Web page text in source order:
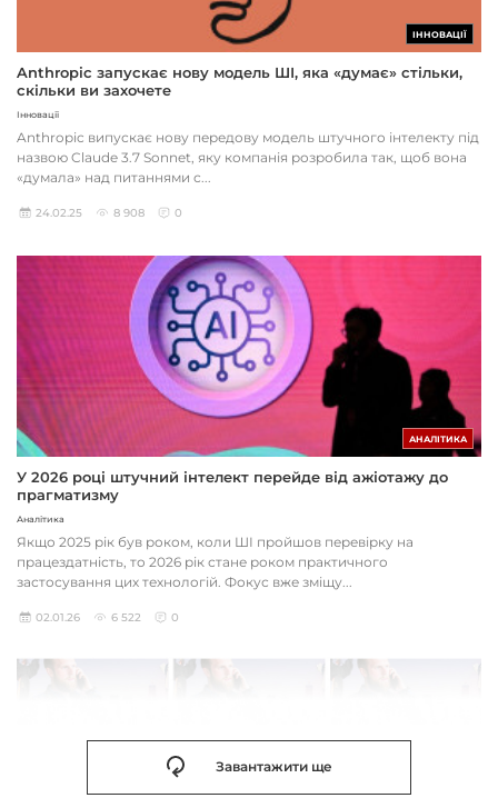
ІННОВАЦІЇ
Anthropic запускає нову модель ШІ, яка «думає» стільки,
скільки ви захочете
Інновації
Anthropic випускає нову передову модель штучного інтелекту під
назвою Claude 3.7 Sonnet, яку компанія розробила так, щоб вона
«думала» над питаннями с...
24.02.25 8 908 0
АНАЛІТИКА
У 2026 році штучний інтелект перейде від ажіотажу до
прагматизму
Аналітика
Якщо 2025 рік був роком, коли ШІ пройшов перевірку на
працездатність, то 2026 рік стане роком практичного
застосування цих технологій. Фокус вже зміщу...
02.01.26 6 522 0
Завантажити ще